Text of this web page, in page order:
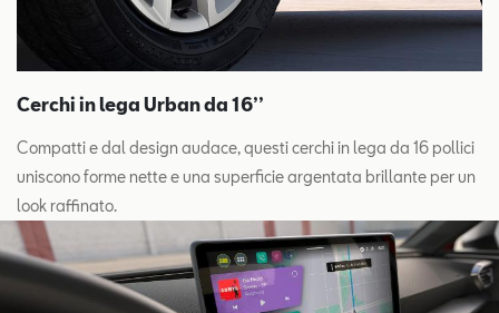
Cerchi in lega Urban da 16’’
Compatti e dal design audace, questi cerchi in lega da 16 pollici
uniscono forme nette e una superficie argentata brillante per un
look raffinato.